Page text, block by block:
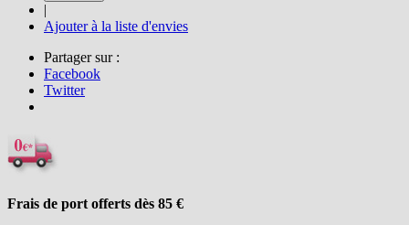
|
Ajouter à la liste d'envies
Partager sur :
Facebook
Twitter
Frais de port offerts dès 85 €